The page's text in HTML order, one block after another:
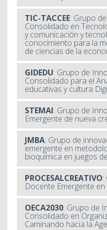
TIC-TACCEE: Grupo
Consolidado en
y comunicación y
conocimiento para la
de ciencias de la
GIDEDU: Grupo de
Consolidado para el
educativas y cultura
STEMAI: Grupo de
Emergente de nueva
JMBA: Grupo de
emergente en
bioquímica en juegos
PROCESALCREATIVO:
Docente Emergente
OECA2030: Grupo de
Consolidado en
Caminando hacia la